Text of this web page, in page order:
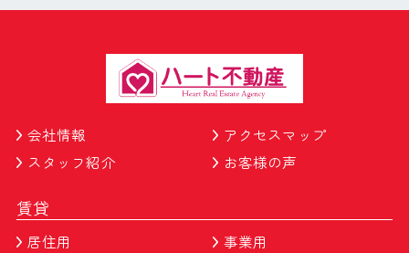
会社情報
アクセスマップ
スタッフ紹介
お客様の声
賃貸
居住用
事業用